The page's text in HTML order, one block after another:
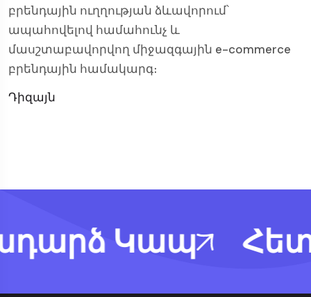
բրենդային ուղղության ձևավորում՝
ապահովելով համահունչ և
մասշտաբավորվող միջազգային e-commerce
բրենդային համակարգ։
Դիզայն
Կապ